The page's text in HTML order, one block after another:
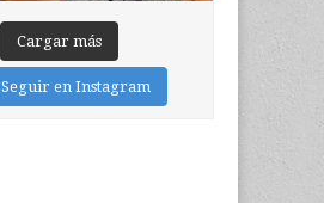
Cargar más
Seguir en Instagram